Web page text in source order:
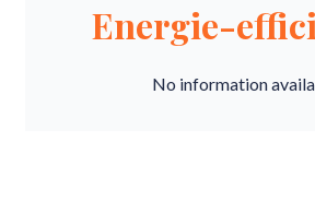
Energie-
No information